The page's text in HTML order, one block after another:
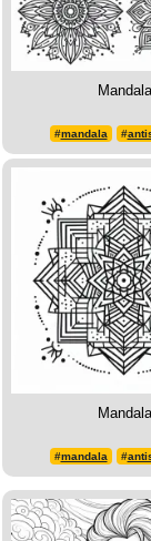
Mandala
#mandala #
Mandala
#mandala #